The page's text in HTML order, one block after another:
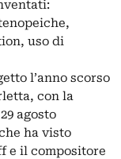
uso di
l’anno scorso
con la
agosto
ha visto
e il compositore